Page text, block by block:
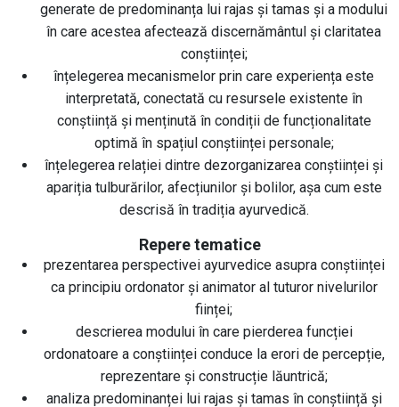
generate de predominanța lui rajas și tamas și a modului
în care acestea afectează discernământul și claritatea
conștiinței;
înțelegerea mecanismelor prin care experiența este
interpretată, conectată cu resursele existente în
conștiință și menținută în condiții de funcționalitate
optimă în spațiul conștiinței personale;
înțelegerea relației dintre dezorganizarea conștiinței și
apariția tulburărilor, afecțiunilor și bolilor, așa cum este
descrisă în tradiția ayurvedică.
Repere tematice
prezentarea perspectivei ayurvedice asupra conștiinței
ca principiu ordonator și animator al tuturor nivelurilor
ființei;
descrierea modului în care pierderea funcției
ordonatoare a conștiinței conduce la erori de percepție,
reprezentare și construcție lăuntrică;
analiza predominanței lui rajas și tamas în conștiință și